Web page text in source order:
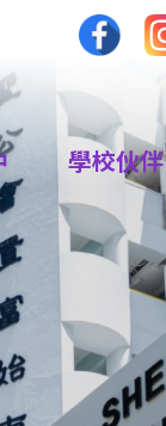
學校伙伴